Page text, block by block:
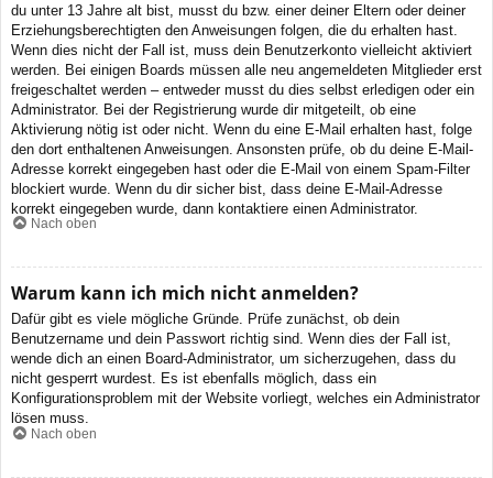
du unter 13 Jahre alt bist, musst du bzw. einer deiner Eltern oder deiner
Erziehungsberechtigten den Anweisungen folgen, die du erhalten hast.
Wenn dies nicht der Fall ist, muss dein Benutzerkonto vielleicht aktiviert
werden. Bei einigen Boards müssen alle neu angemeldeten Mitglieder erst
freigeschaltet werden – entweder musst du dies selbst erledigen oder ein
Administrator. Bei der Registrierung wurde dir mitgeteilt, ob eine
Aktivierung nötig ist oder nicht. Wenn du eine E-Mail erhalten hast, folge
den dort enthaltenen Anweisungen. Ansonsten prüfe, ob du deine E-Mail-
Adresse korrekt eingegeben hast oder die E-Mail von einem Spam-Filter
blockiert wurde. Wenn du dir sicher bist, dass deine E-Mail-Adresse
korrekt eingegeben wurde, dann kontaktiere einen Administrator.
Nach oben
Warum kann ich mich nicht anmelden?
Dafür gibt es viele mögliche Gründe. Prüfe zunächst, ob dein
Benutzername und dein Passwort richtig sind. Wenn dies der Fall ist,
wende dich an einen Board-Administrator, um sicherzugehen, dass du
nicht gesperrt wurdest. Es ist ebenfalls möglich, dass ein
Konfigurationsproblem mit der Website vorliegt, welches ein Administrator
lösen muss.
Nach oben